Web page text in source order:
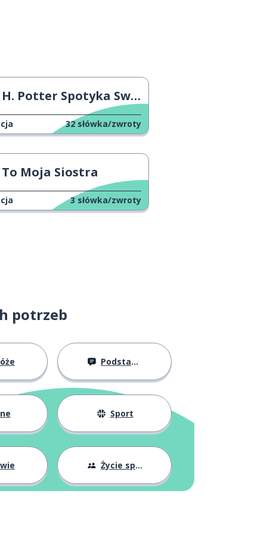
H. Potter Spotyka Swoich Przyjaciół
32 słówka/zwroty
To Moja Siostra
3 słówka/zwroty
potrzeb
Podstawy
Sport
Życie społeczne